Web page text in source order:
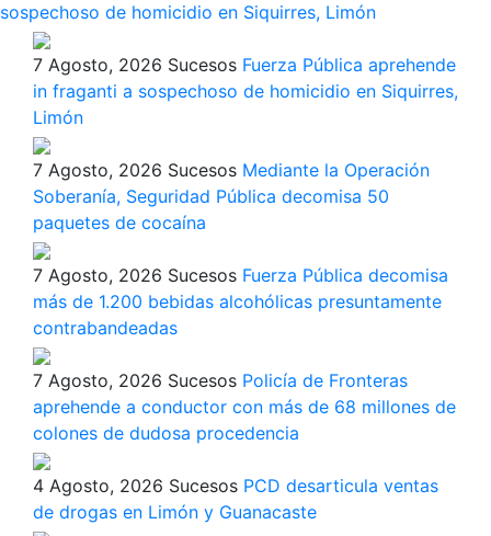
sospechoso de homicidio en Siquirres, Limón
7 Agosto, 2026 Sucesos Fuerza Pública aprehende
in fraganti a sospechoso de homicidio en Siquirres,
Limón
7 Agosto, 2026 Sucesos Mediante la Operación
Soberanía, Seguridad Pública decomisa 50
paquetes de cocaína
7 Agosto, 2026 Sucesos Fuerza Pública decomisa
más de 1.200 bebidas alcohólicas presuntamente
contrabandeadas
7 Agosto, 2026 Sucesos Policía de Fronteras
aprehende a conductor con más de 68 millones de
colones de dudosa procedencia
4 Agosto, 2026 Sucesos PCD desarticula ventas
de drogas en Limón y Guanacaste